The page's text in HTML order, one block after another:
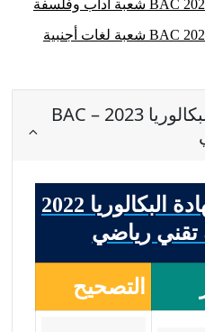
مواضيع وحلول شهادة البكالوريا 2023 – BAC
مواضيع وحلول شهادة البكالوريا 2022
التصحيح